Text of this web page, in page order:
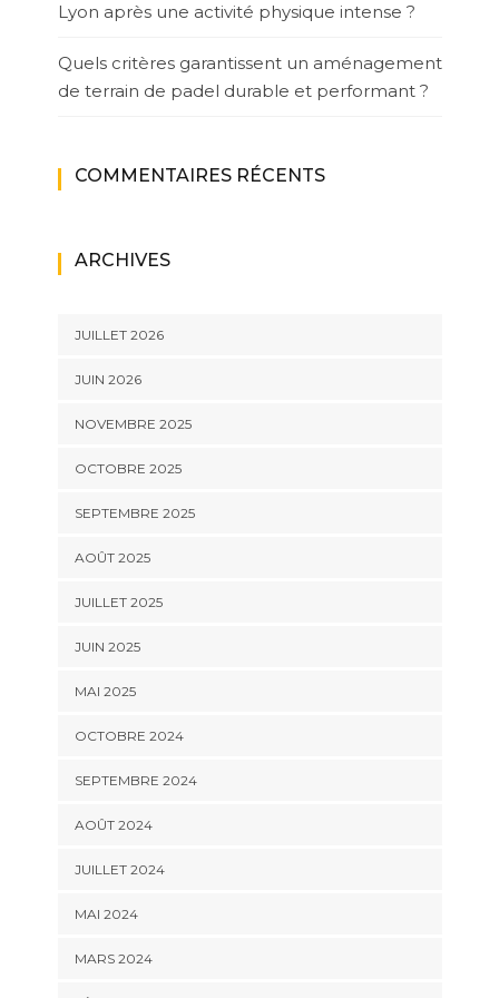
Lyon après une activité physique intense ?
Quels critères garantissent un aménagement
de terrain de padel durable et performant ?
COMMENTAIRES RÉCENTS
ARCHIVES
JUILLET 2026
JUIN 2026
NOVEMBRE 2025
OCTOBRE 2025
SEPTEMBRE 2025
AOÛT 2025
JUILLET 2025
JUIN 2025
MAI 2025
OCTOBRE 2024
SEPTEMBRE 2024
AOÛT 2024
JUILLET 2024
MAI 2024
MARS 2024